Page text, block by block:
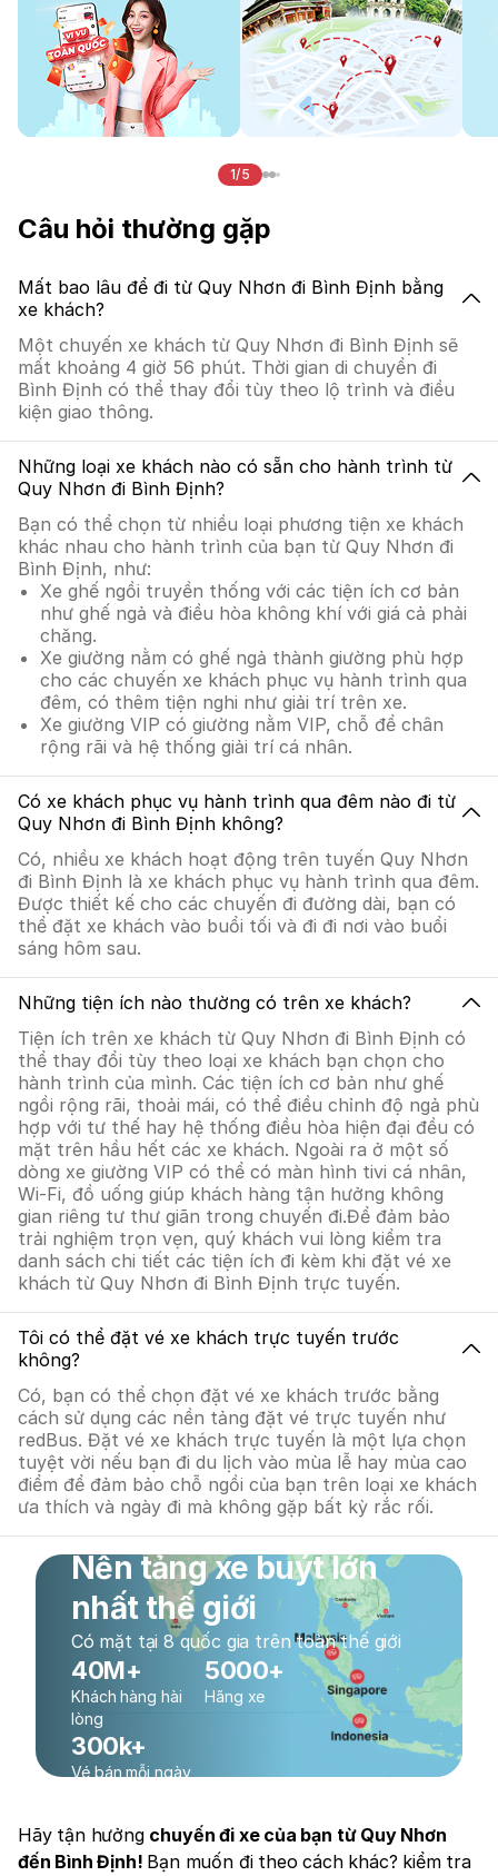
1/5
Câu hỏi thường gặp
Mất bao lâu để đi từ Quy Nhơn đi Bình Định bằng
xe khách?
Một chuyến xe khách từ Quy Nhơn đi Bình Định sẽ
mất khoảng 4 giờ 56 phút. Thời gian di chuyển đi
Bình Định có thể thay đổi tùy theo lộ trình và điều
kiện giao thông.
Những loại xe khách nào có sẵn cho hành trình từ
Quy Nhơn đi Bình Định?
Bạn có thể chọn từ nhiều loại phương tiện xe khách
khác nhau cho hành trình của bạn từ Quy Nhơn đi
Bình Định, như:
Xe ghế ngồi truyền thống với các tiện ích cơ bản
như ghế ngả và điều hòa không khí với giá cả phải
chăng.
Xe giường nằm có ghế ngả thành giường phù hợp
cho các chuyến xe khách phục vụ hành trình qua
đêm, có thêm tiện nghi như giải trí trên xe.
Xe giường VIP có giường nằm VIP, chỗ để chân
rộng rãi và hệ thống giải trí cá nhân.
Có xe khách phục vụ hành trình qua đêm nào đi từ
Quy Nhơn đi Bình Định không?
Có, nhiều xe khách hoạt động trên tuyến Quy Nhơn
đi Bình Định là xe khách phục vụ hành trình qua đêm.
Được thiết kế cho các chuyến đi đường dài, bạn có
thể đặt xe khách vào buổi tối và đi đi nơi vào buổi
sáng hôm sau.
Những tiện ích nào thường có trên xe khách?
Tiện ích trên xe khách từ Quy Nhơn đi Bình Định có
thể thay đổi tùy theo loại xe khách bạn chọn cho
hành trình của mình. Các tiện ích cơ bản như ghế
ngồi rộng rãi, thoải mái, có thể điều chỉnh độ ngả phù
hợp với tư thế hay hệ thống điều hòa hiện đại đều có
mặt trên hầu hết các xe khách. Ngoài ra ở một số
dòng xe giường VIP có thể có màn hình tivi cá nhân,
Wi-Fi, đồ uống giúp khách hàng tận hưởng không
gian riêng tư thư giãn trong chuyến đi.Để đảm bảo
trải nghiệm trọn vẹn, quý khách vui lòng kiểm tra
danh sách chi tiết các tiện ích đi kèm khi đặt vé xe
khách từ Quy Nhơn đi Bình Định trực tuyến.
Tôi có thể đặt vé xe khách trực tuyến trước
không?
Có, bạn có thể chọn đặt vé xe khách trước bằng
cách sử dụng các nền tảng đặt vé trực tuyến như
redBus. Đặt vé xe khách trực tuyến là một lựa chọn
tuyệt vời nếu bạn đi du lịch vào mùa lễ hay mùa cao
điểm để đảm bảo chỗ ngồi của bạn trên loại xe khách
ưa thích và ngày đi mà không gặp bất kỳ rắc rối.
Nền tảng xe buýt lớn
nhất thế giới
Có mặt tại 8 quốc gia trên toàn thế giới
40M+
Khách hàng hài
lòng
5000+
Hãng xe
300k+
Vé bán mỗi ngày
Hãy tận hưởng chuyến đi xe của bạn từ Quy Nhơn
đến Bình Định! Bạn muốn đi theo cách khác? kiểm tra